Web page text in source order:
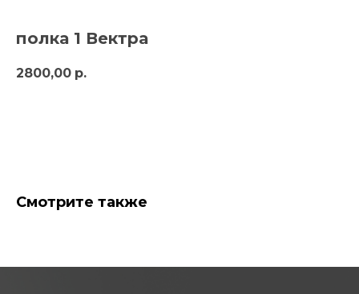
полка 1 Вектра
2800,00 р.
Смотрите также